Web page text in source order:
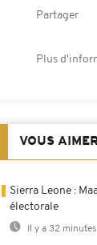
Partager
Plus
VOUS
Sierra Leone :
électorale
Il y a 32 minutes